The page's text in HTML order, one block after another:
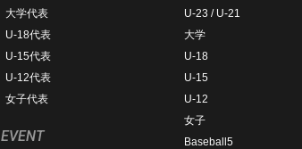
大学代表
U-18代表
U-15代表
U-12代表
女子代表
EVENT
U-23 / U-21
大学
U-18
U-15
U-12
女子
Baseball5